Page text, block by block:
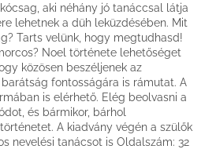
aki néhány jó tanáccsal látja
lehetnek a düh leküzdésében. Mit
Tarts velünk, hogy megtudhasd!
Noel története lehetőséget
közösen beszéljenek az
fontosságára is rámutat. A
is elérhető. Elég beolvasni a
és bármikor, bárhol
A kiadvány végén a szülők
nevelési tanácsot is Oldalszám: 32